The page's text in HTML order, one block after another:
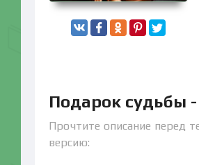
Подарок судьбы
Прочтите описание перед
версию: